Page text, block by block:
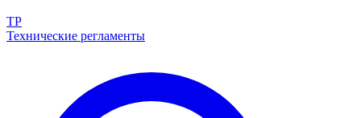
ТР
Технические регламенты